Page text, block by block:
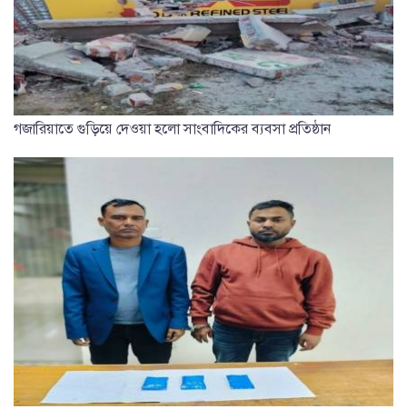
গজারিয়াতে গুড়িয়ে দেওয়া হলো সাংবাদিকের ব্যবসা প্রতিষ্ঠান